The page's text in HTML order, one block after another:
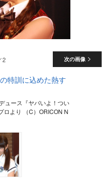
次の画像
2
特訓に込めた熱す
ュース『ヤバいよ！つい
ロより （C）ORICON N